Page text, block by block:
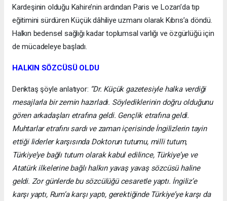
Kardeşinin olduğu Kahire’nin ardından Paris ve Lozan’da tıp
eğitimini sürdüren Küçük dâhiliye uzmanı olarak Kıbrıs’a döndü.
Halkın bedensel sağlığı kadar toplumsal varlığı ve özgürlüğü için
de mücadeleye başladı.
HALKIN SÖZCÜSÜ OLDU
Denktaş şöyle anlatıyor: “Dr. Küçük gazetesiyle halka verdiği
mesajlarla bir zemin hazırladı. Söylediklerinin doğru olduğunu
gören arkadaşları etrafına geldi. Gençlik etrafına geldi.
Muhtarlar etrafını sardı ve zaman içerisinde İngilizlerin tayin
ettiği liderler karşısında Doktorun tutumu, milli tutum,
Türkiye’ye bağlı tutum olarak kabul edilince, Türkiye’ye ve
Atatürk ilkelerine bağlı halkın yavaş yavaş sözcüsü haline
geldi. Zor günlerde bu sözcülüğü cesaretle yaptı. İngiliz’e
karşı yaptı, Rum’a karşı yaptı, gerektiğinde Türkiye’ye karşı da